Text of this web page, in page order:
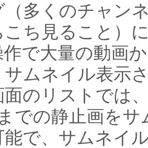
（多くのチャン
こち見ること）
で大量の動画
ムネイル表示
面のリストでは
での静止画を
能で、サムネイ